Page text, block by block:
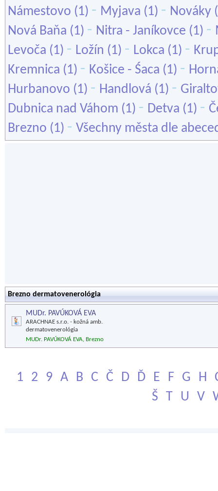
Námestovo (1) - Myjava (1) - Nováky
Nová Baňa (1) - Nitra - Janíkovce (1) -
Levoča (1) - Ložín (1) - Lokca (1) -
Kremnica (1) - Košice - Śaca (1) -
Hurbanovo (1) - Handlová (1) -
Dubnica nad Váhom (1) - Detva (1) -
Brezno (1) - Všechny města dle
Brezno dermatovenerológia
MUDr. PAVÚKOVÁ EVA
ARACHNAE s.r.o. - kožná amb.
dermatovenerológia
MUDr. PAVÚKOVÁ EVA, Brezno
1 2 9 A B C Č D Ď E F G H
Š
T U V